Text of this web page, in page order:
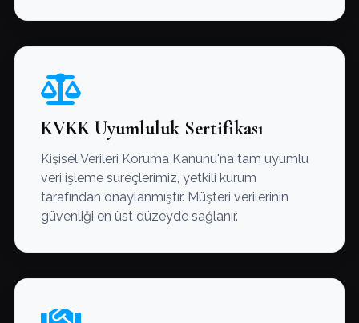
KVKK Uyumluluk Sertifikası
Kişisel Verileri Koruma Kanunu'na tam uyumlu
veri işleme süreçlerimiz, yetkili kurum
tarafından onaylanmıştır. Müşteri verilerinin
güvenliği en üst düzeyde sağlanır.